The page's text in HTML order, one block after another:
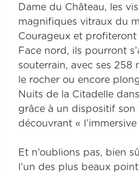
Dame du Château, les
magnifiques vitraux du
Courageux et profiteront
Face nord, ils pourront
souterrain, avec ses 258
le rocher ou encore
Nuits de la Citadelle
grâce à un dispositif son
découvrant «
Et n’oublions pas, bien
l’un des plus beaux